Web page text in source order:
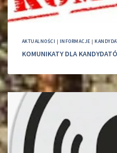
AKTUALNOŚCI | INFORMACJE |
KOMUNIKATY DLA